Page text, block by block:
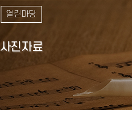
열린마당
사진자료